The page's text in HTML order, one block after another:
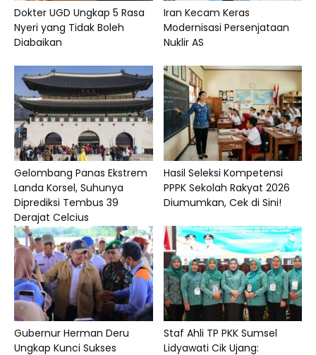
Dokter UGD Ungkap 5 Rasa
Nyeri yang Tidak Boleh
Diabaikan
Iran Kecam Keras
Modernisasi Persenjataan
Nuklir AS
Gelombang Panas Ekstrem
Landa Korsel, Suhunya
Diprediksi Tembus 39
Derajat Celcius
Hasil Seleksi Kompetensi
PPPK Sekolah Rakyat 2026
Diumumkan, Cek di Sini!
Gubernur Herman Deru
Ungkap Kunci Sukses
Staf Ahli TP PKK Sumsel
Lidyawati Cik Ujang: